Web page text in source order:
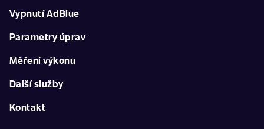
Vypnutí AdBlue
Parametry úprav
Měření výkonu
Další služby
Kontakt